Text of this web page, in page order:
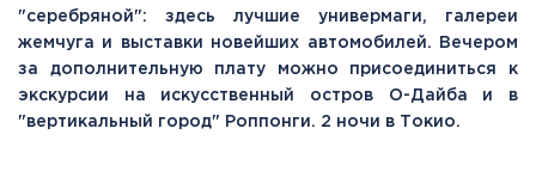
"серебряной": здесь лучшие универмаги, галереи
жемчуга и выставки новейших автомобилей. Вечером
за дополнительную плату можно присоединиться к
экскурсии на искусственный остров О-Дайба и в
"вертикальный город" Роппонги. 2 ночи в Токио.